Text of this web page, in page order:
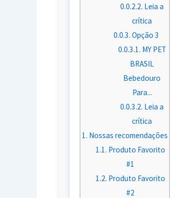
0.0.2.2. Leia a
crítica
0.0.3. Opção 3
0.0.3.1. MY PET
BRASIL
Bebedouro
Para...
0.0.3.2. Leia a
crítica
1. Nossas recomendações
1.1. Produto Favorito
#1
1.2. Produto Favorito
#2